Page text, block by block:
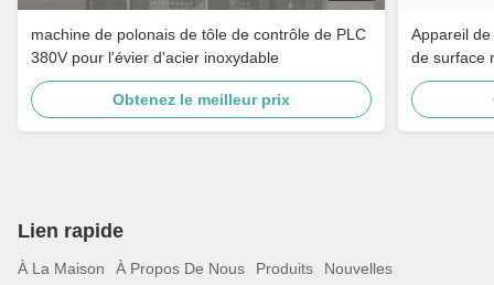
machine de polonais de tôle de contrôle de PLC
380V pour l'évier d'acier inoxydable
Obtenez le meilleur prix
Appareil
de surface
Lien rapide
À La Maison À Propos De Nous Produits
Nouvelles